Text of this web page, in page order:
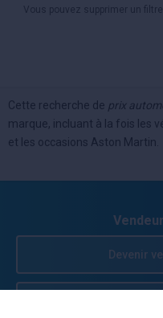
Vous pouvez supprimer un
Cette recherche de prix
marque, incluant à la fois les
et les occasions Aston Martin.
Devenir